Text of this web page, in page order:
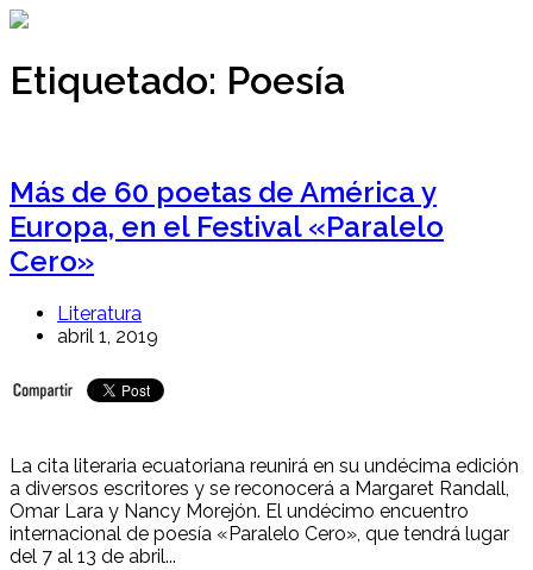
Ir
contenido
Etiquetado: Poesía
Más de 60 poetas de América y
Europa, en el Festival «Paralelo
Cero»
Literatura
abril 1, 2019
La cita literaria ecuatoriana reunirá en su undécima edición
a diversos escritores y se reconocerá a Margaret Randall,
Omar Lara y Nancy Morejón. El undécimo encuentro
internacional de poesía «Paralelo Cero», que tendrá lugar
del 7 al 13 de abril...